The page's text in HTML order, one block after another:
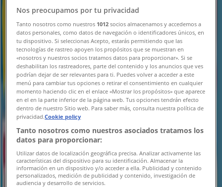
鈴鹿市
新規
コスモス
曲野店 営業再開のご案内
8/9 日まで有効鈴鹿市
新規
ゆめタウン
現在の掘り出し物とオファー
Nos preocupamos por tu privacidad
Tanto nosotros como nuestros 1012 socios almacenamos y accedemos a
datos personales, como datos de navegación o identificadores únicos, en
tu dispositivo. Si seleccionas Acepto, estarás permitiendo que las
tecnologías de rastreo apoyen los propósitos que se muestran en
«nosotros y nuestros socios tratamos datos para proporcionar». Si se
deshabilitan los rastreadores, parte del contenido y los anuncios que ves
podrían dejar de ser relevantes para ti. Puedes volver a acceder a este
menú para cambiar tus opciones o retirar el consentimiento en cualquier
momento haciendo clic en el enlace «Mostrar los propósitos» que aparece
en el en la parte inferior de la página web. Tus opciones tendrán efecto
dentro de nuestro Sitio web. Para saber más, consulta nuestra política de
privacidad.Cookie policy
Tanto nosotros como nuestros asociados tratamos los
datos para proporcionar:
Utilizar datos de localización geográfica precisa. Analizar activamente las
características del dispositivo para su identificación. Almacenar la
información en un dispositivo y/o acceder a ella. Publicidad y contenido
personalizados, medición de publicidad y contenido, investigación de
audiencia y desarrollo de servicios.